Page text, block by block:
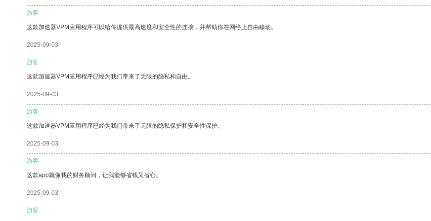
游客
这款加速器VPM应用程序可以给你提供最高速度和安全性的连接，并帮助你在网络上自由移动。
2025-09-03
游客
这款加速器VPM应用程序已经为我们带来了无限的隐私和自由。
2025-09-03
游客
这款加速器VPM应用程序已经为我们带来了无限的隐私保护和安全性保护。
2025-09-03
游客
这款app就像我的财务顾问，让我能够省钱又省心。
2025-09-03
游客